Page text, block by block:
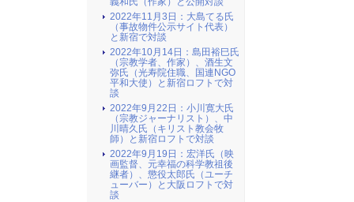
2022年11月3日：大島てる氏
（事故物件公示サイト代表）
と新宿で対談
2022年10月14日：島田裕巳氏
（宗教学者、作家）、酒生文
弥氏（光寿院住職、国連NGO
平和大使）と新宿ロフトで対
談
2022年9月22日：小川寛大氏
（宗教ジャーナリスト）、中
川晴久氏（キリスト教会牧
師）と新宿ロフトで対談
2022年9月19日：宏洋氏（映
画監督、元幸福の科学教祖後
継者）、懲役太郎氏（ユーチ
ューバー）と大阪ロフトで対
談